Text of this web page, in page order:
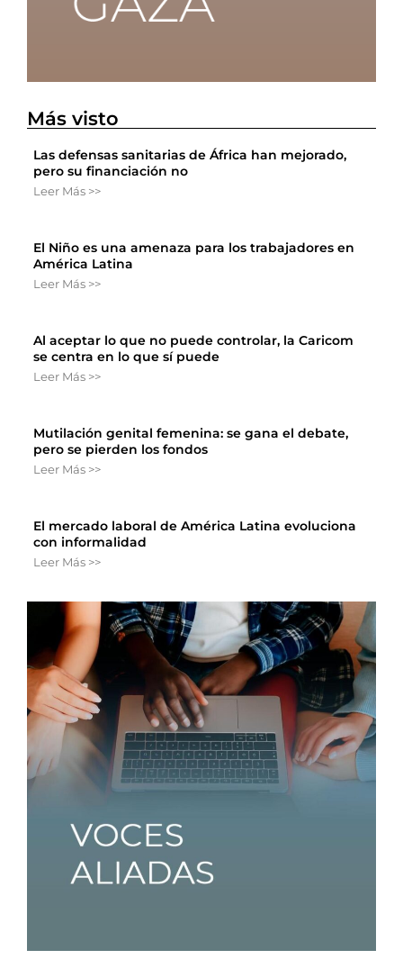
Más visto
Las defensas sanitarias de África han mejorado,
pero su financiación no
Leer Más >>
El Niño es una amenaza para los trabajadores en
América Latina
Leer Más >>
Al aceptar lo que no puede controlar, la Caricom
se centra en lo que sí puede
Leer Más >>
Mutilación genital femenina: se gana el debate,
pero se pierden los fondos
Leer Más >>
El mercado laboral de América Latina evoluciona
con informalidad
Leer Más >>